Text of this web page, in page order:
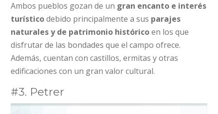
Ambos pueblos gozan de un gran encanto e interés
turísticodebido principalmente a sus parajes
naturales y de patrimonio históricoen los que
disfrutar de las bondades que el campo ofrece.
Además, cuentan con castillos, ermitas y otras
edificaciones con un gran valor cultural.
#3. Petrer